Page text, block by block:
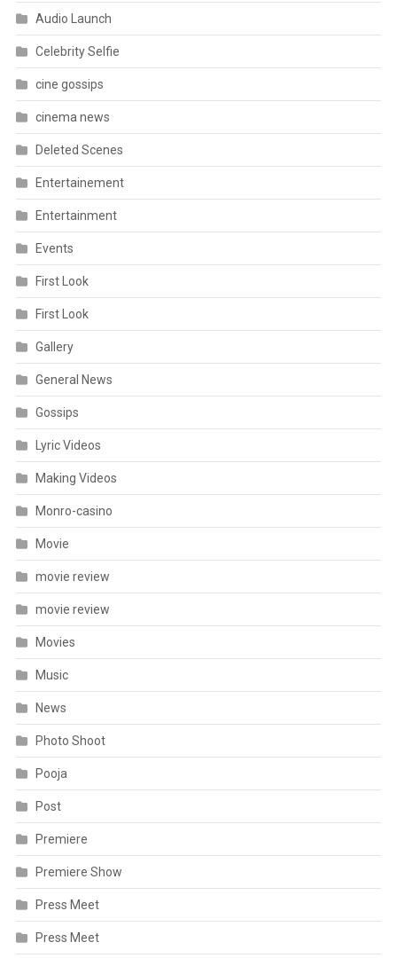
Audio Launch
Celebrity Selfie
cine gossips
cinema news
Deleted Scenes
Entertainement
Entertainment
Events
First Look
First Look
Gallery
General News
Gossips
Lyric Videos
Making Videos
Monro-casino
Movie
movie review
movie review
Movies
Music
News
Photo Shoot
Pooja
Post
Premiere
Premiere Show
Press Meet
Press Meet